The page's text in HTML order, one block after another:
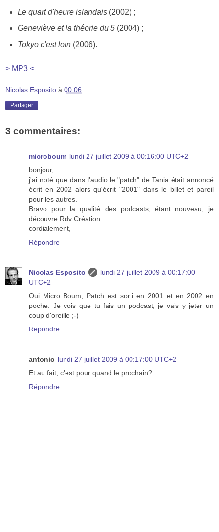
Le quart d'heure islandais(2002) ;
Geneviève et la théorie du 5(2004) ;
Tokyo c'est loin(2006).
> MP3 <
Nicolas Esposito à 00:06
Partager
3 commentaires:
microboum lundi 27 juillet 2009 à 00:16:00 UTC+2
bonjour,
j'ai noté que dans l'audio le "patch" de Tania était annoncé
écrit en 2002 alors qu'écrit "2001" dans le billet et pareil
pour les autres.
Bravo pour la qualité des podcasts, étant nouveau, je
découvre Rdv Création.
cordialement,
Répondre
Nicolas Esposito
lundi 27 juillet 2009 à 00:17:00
UTC+2
Oui Micro Boum, Patch est sorti en 2001 et en 2002 en
poche. Je vois que tu fais un podcast, je vais y jeter un
coup d'oreille ;-)
Répondre
antonio lundi 27 juillet 2009 à 00:17:00 UTC+2
Et au fait, c'est pour quand le prochain?
Répondre